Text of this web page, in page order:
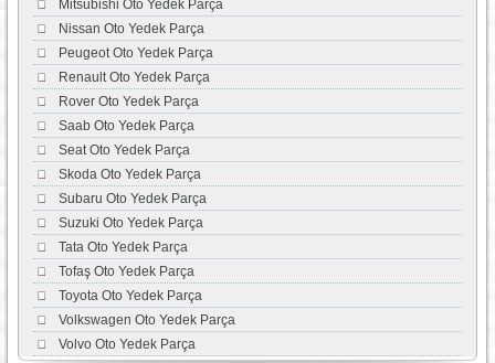
Mitsubishi Oto Yedek Parça
Nissan Oto Yedek Parça
Peugeot Oto Yedek Parça
Renault Oto Yedek Parça
Rover Oto Yedek Parça
Saab Oto Yedek Parça
Seat Oto Yedek Parça
Skoda Oto Yedek Parça
Subaru Oto Yedek Parça
Suzuki Oto Yedek Parça
Tata Oto Yedek Parça
Tofaş Oto Yedek Parça
Toyota Oto Yedek Parça
Volkswagen Oto Yedek Parça
Volvo Oto Yedek Parça